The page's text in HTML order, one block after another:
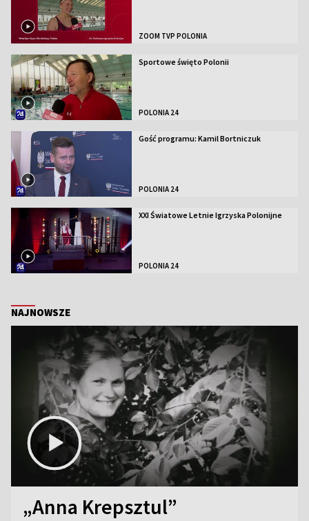
ZOOM TVP POLONIA
Sportowe święto Polonii
POLONIA 24
Gość programu: Kamil Bortniczuk
POLONIA 24
XXI Światowe Letnie Igrzyska Polonijne
POLONIA 24
NAJNOWSZE
„Anna Krepsztul”